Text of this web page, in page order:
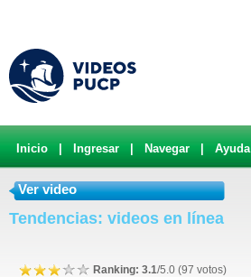
Inicio Ingresar Navegar Ayuda
Ver video
Tendencias: videos en línea
Ranking: 3.1/5.0 (97 votos)